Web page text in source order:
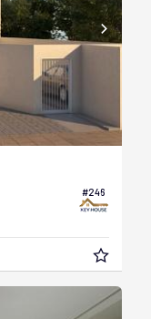
#246